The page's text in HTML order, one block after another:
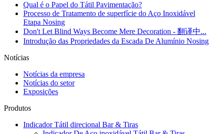
Qual é o Papel do Tátil Pavimentação?
Processo de Tratamento de superfície do Aço Inoxidável
Etapa Nosing
Don't Let Blind Ways Become Mere Decoration - 翻译中...
Introdução das Propriedades da Escada De Alumínio Nosing
Notícias
Notícias da empresa
Notícias do setor
Exposições
Produtos
Indicador Tátil direcional Bar & Tiras